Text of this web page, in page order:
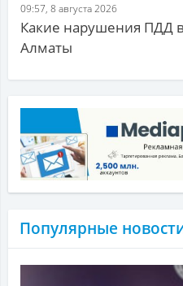
09:57, 8 августа 2026
Какие нарушения ПДД
Алматы
Популярные